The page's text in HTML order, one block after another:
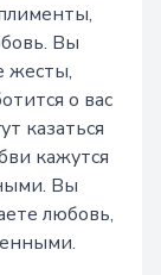
Вы
жесты,
о вас
казаться
кажутся
Вы
любовь,